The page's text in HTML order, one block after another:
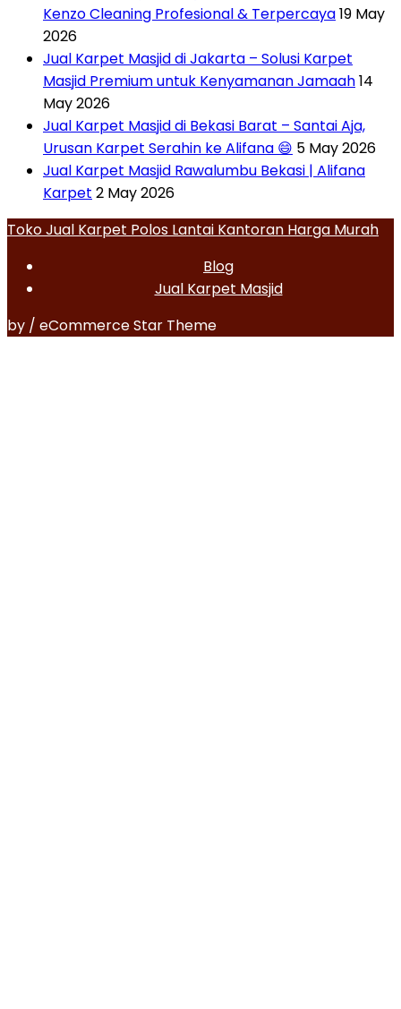
Kenzo Cleaning Profesional & Terpercaya19 May
2026
Jual Karpet Masjid di Jakarta – Solusi Karpet
Masjid Premium untuk Kenyamanan Jamaah14
May 2026
Jual Karpet Masjid di Bekasi Barat – Santai Aja,
Urusan Karpet Serahin ke Alifana 😄 5 May 2026
Jual Karpet Masjid Rawalumbu Bekasi | Alifana
Karpet 2 May 2026
Toko Jual Karpet Polos Lantai Kantoran Harga Murah
Blog
Jual Karpet Masjid
by / eCommerce Star Theme